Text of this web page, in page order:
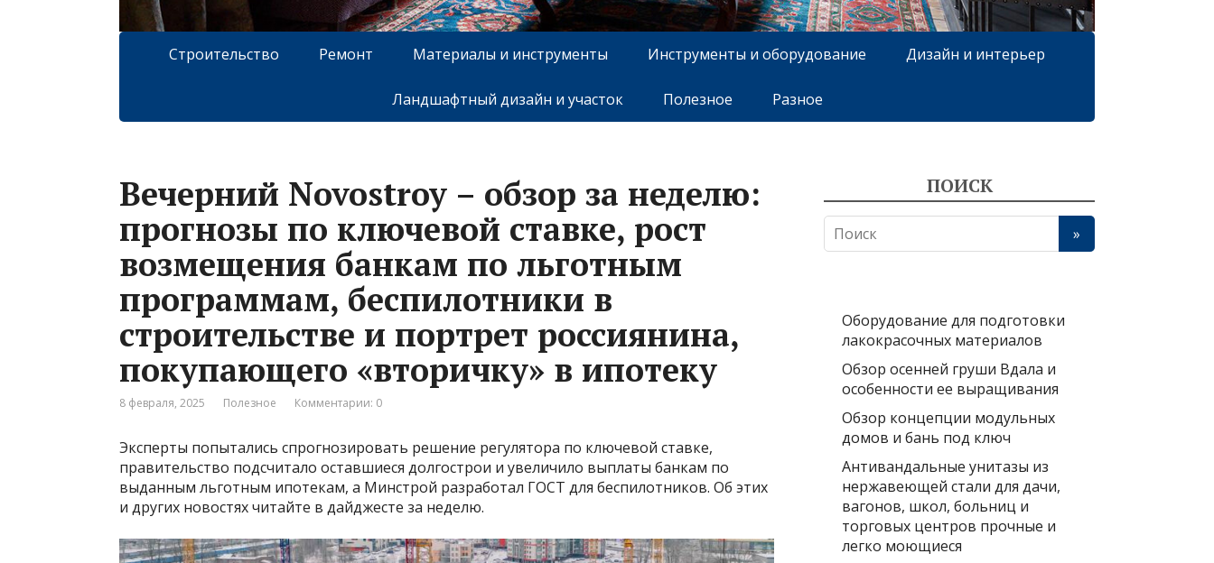
Строительство Ремонт Материалы и инструменты Инструменты и оборудование Дизайн и интерьер
Ландшафтный дизайн и участок Полезное Разное
Вечерний Novostroy – обзор за неделю:
прогнозы по ключевой ставке, рост
возмещения банкам по льготным
программам, беспилотники в
строительстве и портрет россиянина,
покупающего «вторичку» в ипотеку
8 февраля, 2025 Полезное Комментарии: 0
Эксперты попытались спрогнозировать решение регулятора по ключевой ставке,
правительство подсчитало оставшиеся долгострои и увеличило выплаты банкам по
выданным льготным ипотекам, а Минстрой разработал ГОСТ для беспилотников. Об этих
и других новостях читайте в дайджесте за неделю.
ПОИСК
Оборудование для подготовки
лакокрасочных материалов
Обзор осенней груши Вдала и
особенности ее выращивания
Обзор концепции модульных
домов и бань под ключ
Антивандальные унитазы из
нержавеющей стали для дачи,
вагонов, школ, больниц и
торговых центров прочные и
легко моющиеся